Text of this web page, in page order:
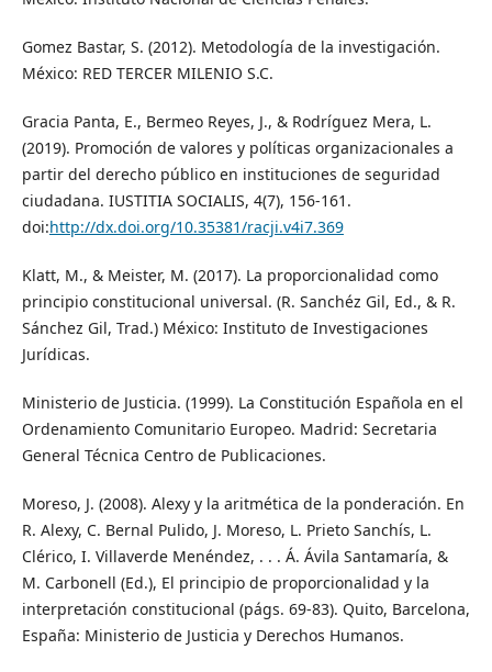
Gomez Bastar, S. (2012). Metodología de la investigación.
México: RED TERCER MILENIO S.C.
Gracia Panta, E., Bermeo Reyes, J., & Rodríguez Mera, L.
(2019). Promoción de valores y políticas organizacionales a
partir del derecho público en instituciones de seguridad
ciudadana. IUSTITIA SOCIALIS, 4(7), 156-161.
doi:http://dx.doi.org/10.35381/racji.v4i7.369
Klatt, M., & Meister, M. (2017). La proporcionalidad como
principio constitucional universal. (R. Sanchéz Gil, Ed., & R.
Sánchez Gil, Trad.) México: Instituto de Investigaciones
Jurídicas.
Ministerio de Justicia. (1999). La Constitución Española en el
Ordenamiento Comunitario Europeo. Madrid: Secretaria
General Técnica Centro de Publicaciones.
Moreso, J. (2008). Alexy y la aritmética de la ponderación. En
R. Alexy, C. Bernal Pulido, J. Moreso, L. Prieto Sanchís, L.
Clérico, I. Villaverde Menéndez, . . . Á. Ávila Santamaría, &
M. Carbonell (Ed.), El principio de proporcionalidad y la
interpretación constitucional (págs. 69-83). Quito, Barcelona,
España: Ministerio de Justicia y Derechos Humanos.